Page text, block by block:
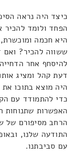
כיצד היה נראה
הפחד ולומד להכיר
היא חכמה
ששווה להכיר?
להיסחף אחר
דעת קהל ומציג
היה מוצא בתוכו את
כדי להתמודד עם
האפשרות שתנוחות
הרחב מסיפורם של
התודעה שלנו,
עם סביבתנו.